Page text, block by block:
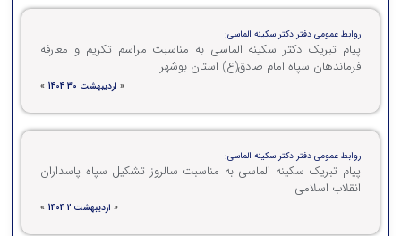
روابط عمومی دفتر دکتر سکینه الماسی:
پیام تبریک دکتر سکینه الماسی به مناسبت مراسم تکریم و معارفه
فرماندهان سپاه امام صادق(ع) استان بوشهر
« اردیبهشت 30 1404 »
روابط عمومی دفتر دکتر سکینه الماسی:
پیام تبریک سکینه الماسی به مناسبت سالروز تشکیل سپاه پاسداران
انقلاب اسلامی
« اردیبهشت 2 1404 »